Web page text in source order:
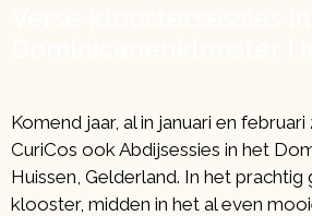
Komend jaar, al in januari en
CuriCos ook Abdijsessies in het
Huissen, Gelderland. In het
klooster, midden in het al even